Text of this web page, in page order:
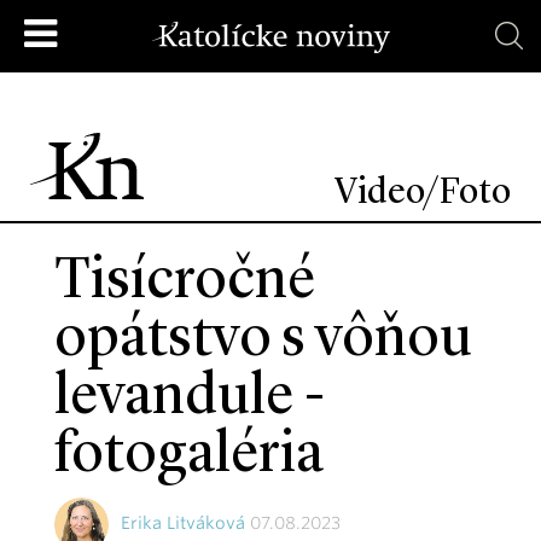
Video/Foto
Tisícročné
opátstvo s vôňou
levandule -
fotogaléria
Erika Litváková 07.08.2023